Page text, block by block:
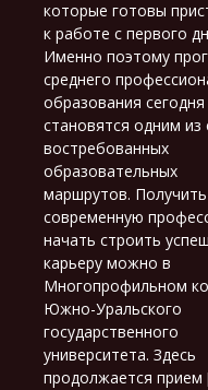
которые готовы
к работе с первого
Именно поэтому
среднего
образования сегодня
становятся одним из
востребованных
образовательных
маршрутов. Получить
современную
начать строить
карьеру можно в
Многопрофильном
Южно-Уральского
государственного
университета. Здесь
продолжается